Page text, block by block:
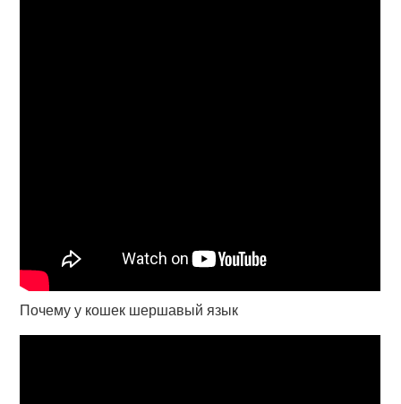
Почему у кошек шершавый язык